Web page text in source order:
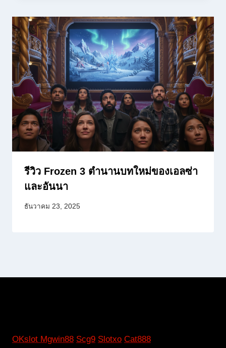
รีวิว Frozen 3 ตำนานบทใหม่ของเอลซ่า
และอันนา
ธันวาคม 23, 2025
OKslot Mgwin88 Scg9 Slotxo Cat888